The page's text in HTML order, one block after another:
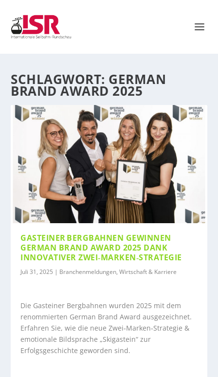
SCHLAGWORT: GERMAN
BRAND AWARD 2025
GASTEINER BERGBAHNEN GEWINNEN
GERMAN BRAND AWARD 2025 DANK
INNOVATIVER ZWEI‑MARKEN‑STRATEGIE
Juli 31, 2025 | Branchenmeldungen,Wirtschaft & Karriere
Die Gasteiner Bergbahnen wurden 2025 mit dem
renommierten German Brand Award ausgezeichnet.
Erfahren Sie, wie die neue Zwei‑Marken‑Strategie &
emotionale Bildsprache „Skigastein“ zur
Erfolgsgeschichte geworden sind.